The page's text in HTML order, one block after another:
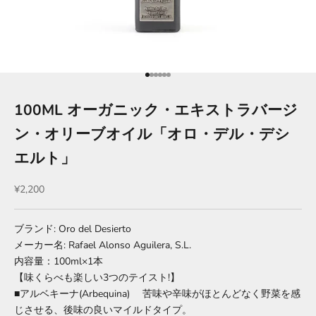
項目に移動する 1
項目に移動する 2
項目に移動する 3
項目に移動する 4
項目に移動する 5
項目に移動する 6
100ML オーガニック・エキストラバージ
ン・オリーブオイル「オロ・デル・デシ
エルト」
セール価格
¥2,200
ブランド: Oro del Desierto
メーカー名: Rafael Alonso Aguilera, S.L.
内容量：100ml×1本
【味くらべも楽しい3つのテイスト!】
■アルベキーナ(Arbequina) 苦味や辛味がほとんどなく野菜を感
じさせる、後味の良いマイルドタイプ。